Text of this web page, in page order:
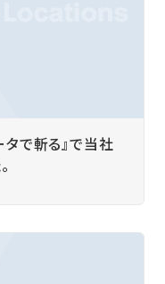
タで斬る』で当社